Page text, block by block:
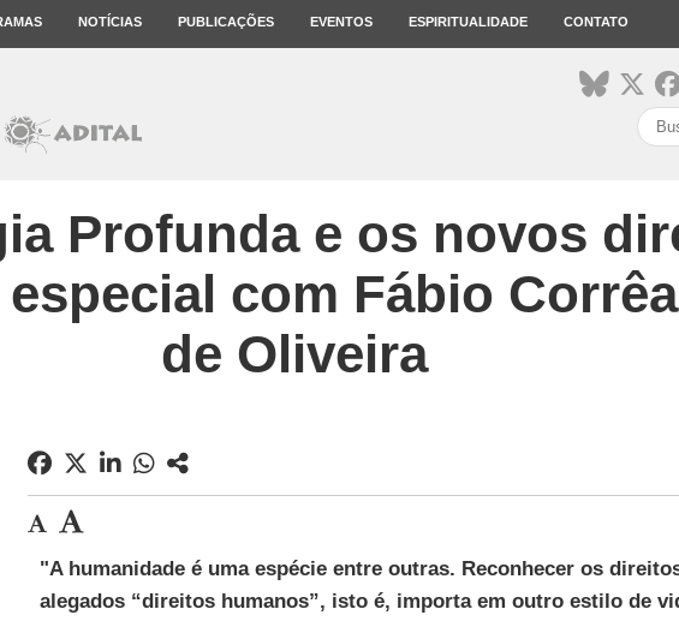
NOTÍCIAS PUBLICAÇÕES EVENTOS ESPIRITUALIDADE CONTATO
Profunda e os novos
com Fábio
de Oliveira
"A humanidade é uma espécie entre outras. Reconhecer os
alegados “direitos humanos”, isto é, importa em outro estilo de